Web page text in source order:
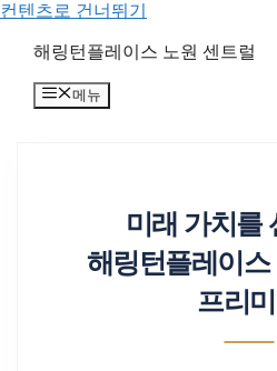
컨텐츠로 건너뛰기
해링턴플레이스 노원 센트럴
메뉴
미래 가치를
해링턴플레이스
프리